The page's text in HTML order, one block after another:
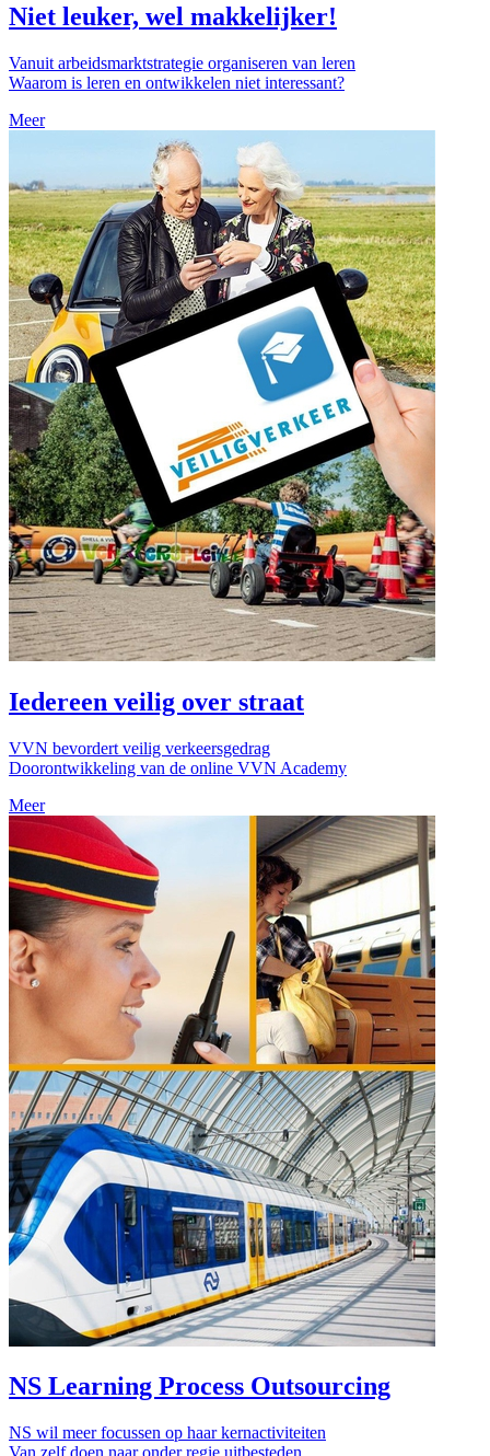
Niet leuker, wel makkelijker!
Vanuit arbeidsmarktstrategie organiseren van leren
Waarom is leren en ontwikkelen niet interessant?
Meer
Iedereen veilig over straat
VVN bevordert veilig verkeersgedrag
Doorontwikkeling van de online VVN Academy
Meer
NS Learning Process Outsourcing
NS wil meer focussen op haar kernactiviteiten